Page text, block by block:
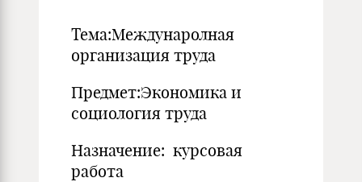
Тема:Междунаролная
организация труда
Предмет:Экономика и
социология труда
Назначение: курсовая
работа